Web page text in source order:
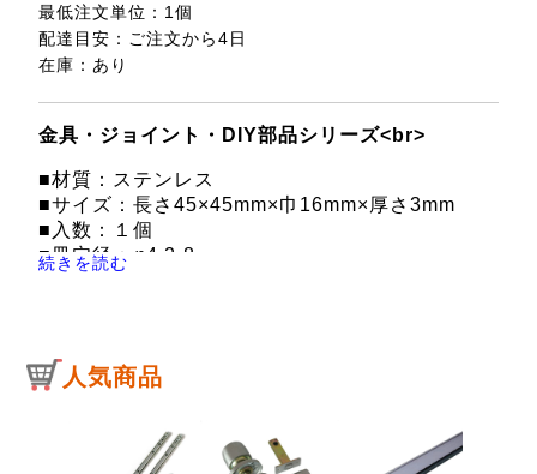
最低注文単位：1個
配達目安：ご注文から4日
在庫：あり
金具・ジョイント・DIY部品シリーズ<br>
■材質：ステンレス
■サイズ：長さ45×45mm×巾16mm×厚さ3mm
■入数：１個
■皿穴径：φ4.2-8
続きを読む
人気商品